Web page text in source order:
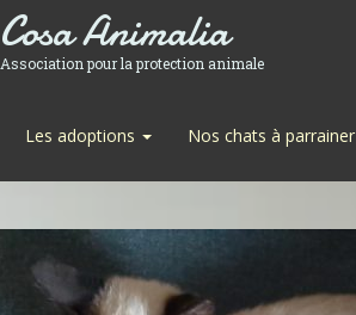
Cosa Animalia
Association pour la protection animale
Les adoptions Nos chats à parrainer